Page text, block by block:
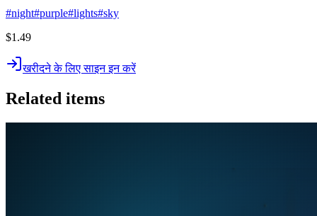
#night#purple#lights#sky
$1.49
खरीदने के लिए साइन इन करें
Related items